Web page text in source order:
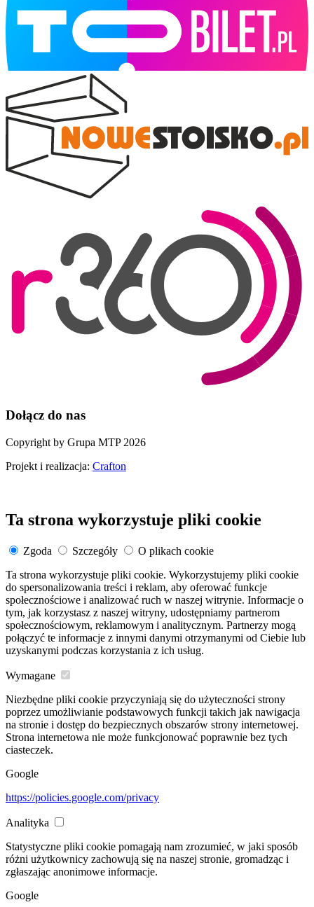
Dołącz do nas
Copyright by Grupa MTP 2026
Projekt i realizacja: Crafton
Ta strona wykorzystuje pliki cookie
Zgoda Szczegóły
O plikach cookie
Ta strona wykorzystuje pliki cookie. Wykorzystujemy pliki cookie
do spersonalizowania treści i reklam, aby oferować funkcje
społecznościowe i analizować ruch w naszej witrynie. Informacje o
tym, jak korzystasz z naszej witryny, udostępniamy partnerom
społecznościowym, reklamowym i analitycznym. Partnerzy mogą
połączyć te informacje z innymi danymi otrzymanymi od Ciebie lub
uzyskanymi podczas korzystania z ich usług.
Wymagane
Niezbędne pliki cookie przyczyniają się do użyteczności strony
poprzez umożliwianie podstawowych funkcji takich jak nawigacja
na stronie i dostęp do bezpiecznych obszarów strony internetowej.
Strona internetowa nie może funkcjonować poprawnie bez tych
ciasteczek.
Google
https://policies.google.com/privacy
Analityka
Statystyczne pliki cookie pomagają nam zrozumieć, w jaki sposób
różni użytkownicy zachowują się na naszej stronie, gromadząc i
zgłaszając anonimowe informacje.
Google